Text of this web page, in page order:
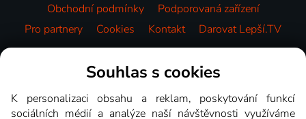
Obchodní podmínky
Podporovaná zařízení
Pro partnery
Cookies Kontakt Darovat Lepší.TV
Videotéka
Souhlas s cookies
K personalizaci obsahu a reklam, poskytování funkcí
sociálních médií a analýze naší návštěvnosti využíváme